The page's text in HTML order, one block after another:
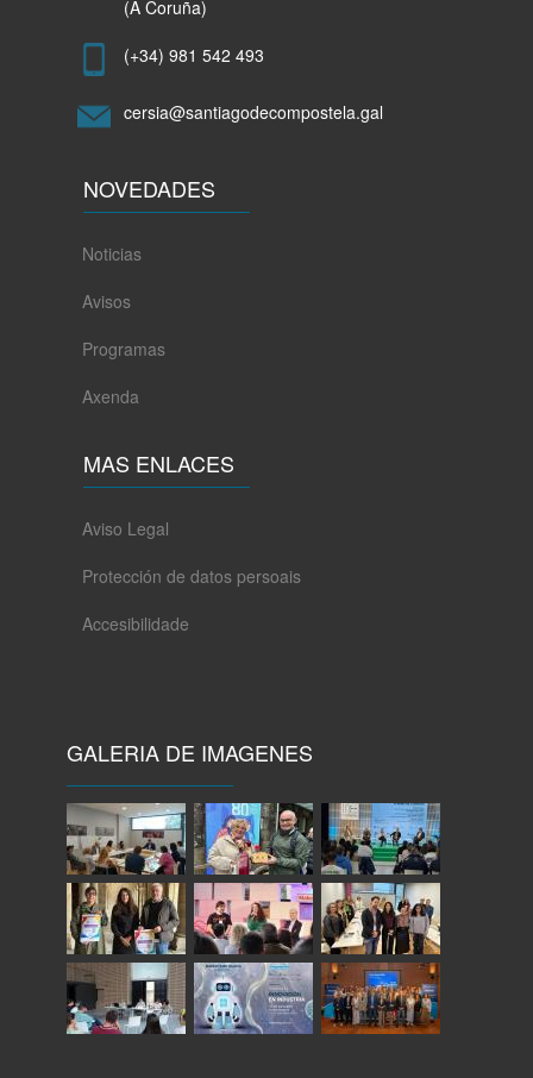
(A Coruña)
(+34) 981 542 493
cersia@santiagodecompostela.gal
NOVEDADES
Noticias
Avisos
Programas
Axenda
MAS ENLACES
Aviso Legal
Protección de datos persoais
Accesibilidade
GALERIA DE IMAGENES